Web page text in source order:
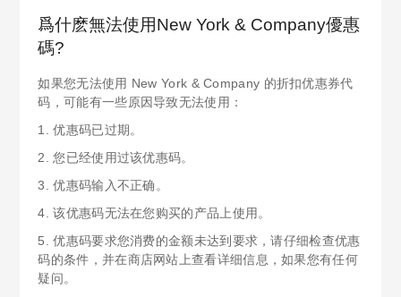
爲什麽無法使用New York & Company優惠
碼?
如果您无法使用 New York & Company 的折扣优惠券代
码，可能有一些原因导致无法使用：
1. 优惠码已过期。
2. 您已经使用过该优惠码。
3. 优惠码输入不正确。
4. 该优惠码无法在您购买的产品上使用。
5. 优惠码要求您消费的金额未达到要求，请仔细检查优惠
码的条件，并在商店网站上查看详细信息，如果您有任何
疑问。